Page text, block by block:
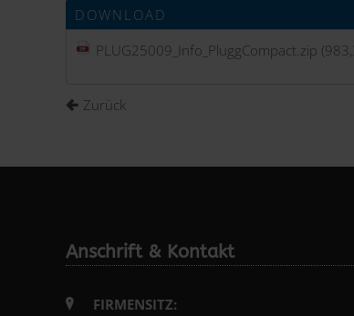
DOWNLOAD
PLUG25009_Info_PluggCompact.zip
Zurück
Anschrift & Kontakt
FIRMENSITZ: